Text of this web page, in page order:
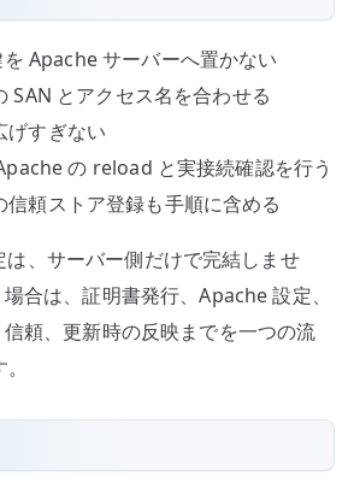
Apache サーバーへ置かない
SAN とアクセス名を合わせる
げすぎない
の reload と実接続確認を行う
信頼ストア登録も手順に含める
は、サーバー側だけで完結しませ
合は、証明書発行、Apache 設定、
頼、更新時の反映までを一つの流